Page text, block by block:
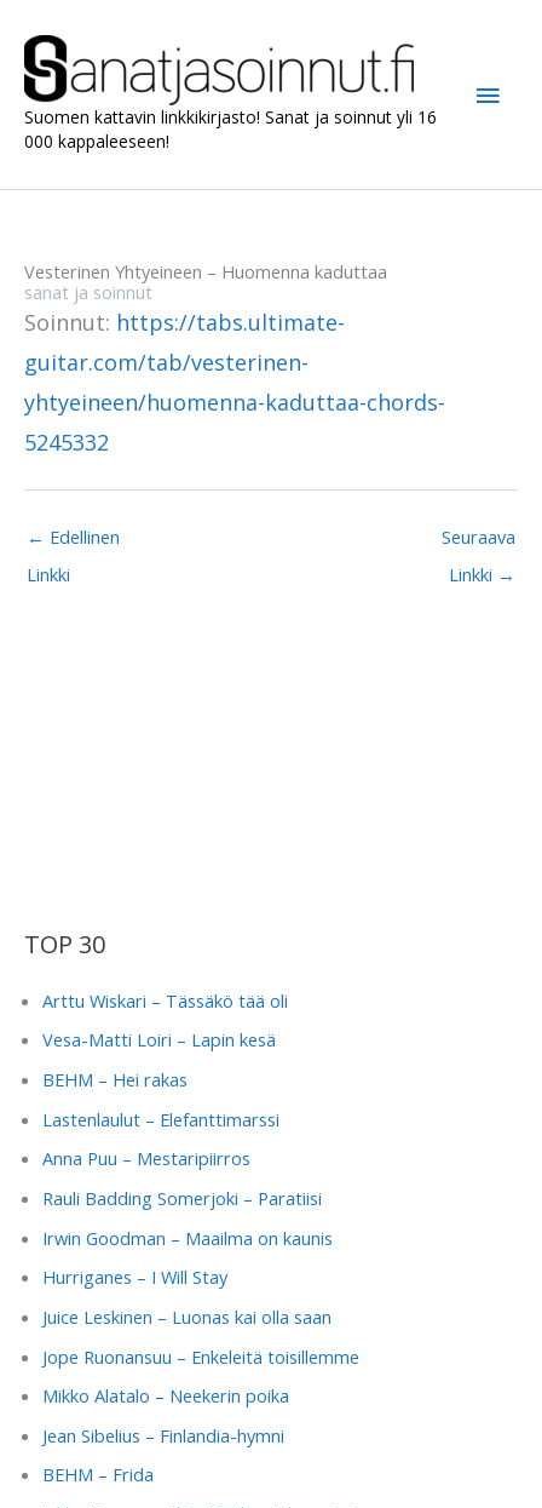
sisältöön
Suomen kattavin linkkikirjasto! Sanat ja soinnut yli 16
000 kappaleeseen!
Vesterinen Yhtyeineen – Huomenna kaduttaa
sanat ja soinnut
Soinnut: https://tabs.ultimate-
guitar.com/tab/vesterinen-
yhtyeineen/huomenna-kaduttaa-chords-
5245332
← Edellinen
Linkki
Seuraava
Linkki →
TOP 30
Arttu Wiskari – Tässäkö tää oli
Vesa-Matti Loiri – Lapin kesä
BEHM – Hei rakas
Lastenlaulut – Elefanttimarssi
Anna Puu – Mestaripiirros
Rauli Badding Somerjoki – Paratiisi
Irwin Goodman – Maailma on kaunis
Hurriganes – I Will Stay
Juice Leskinen – Luonas kai olla saan
Jope Ruonansuu – Enkeleitä toisillemme
Mikko Alatalo – Neekerin poika
Jean Sibelius – Finlandia-hymni
BEHM – Frida